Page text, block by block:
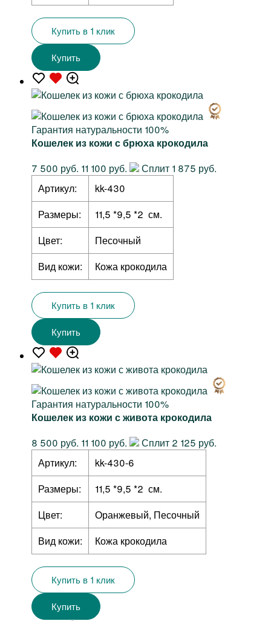
Купить в 1 клик
Купить
Гарантия натуральности 100%
Кошелек из кожи с брюха крокодила
7 500 руб. 11 100 руб.
Сплит 1 875 руб.
Артикул:
kk-430
Размеры:
11,5 *9,5 *2 см.
Цвет:
Песочный
Вид кожи:
Кожа крокодила
Купить в 1 клик
Купить
Гарантия натуральности 100%
Кошелек из кожи с живота крокодила
8 500 руб. 11 100 руб.
Сплит 2 125 руб.
Артикул:
kk-430-6
Размеры:
11,5 *9,5 *2 см.
Цвет:
Оранжевый, Песочный
Вид кожи:
Кожа крокодила
Купить в 1 клик
Купить